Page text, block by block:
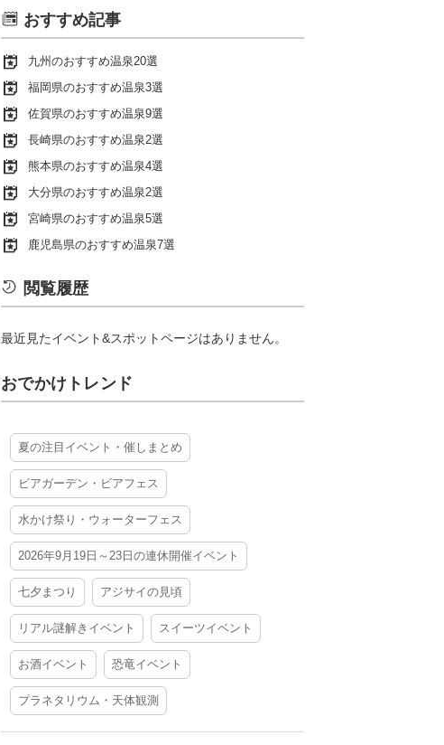
おすすめ記事
九州のおすすめ温泉20選
福岡県のおすすめ温泉3選
佐賀県のおすすめ温泉9選
長崎県のおすすめ温泉2選
熊本県のおすすめ温泉4選
大分県のおすすめ温泉2選
宮崎県のおすすめ温泉5選
鹿児島県のおすすめ温泉7選
閲覧履歴
最近見たイベント&スポットページはありません。
おでかけトレンド
夏の注目イベント・催しまとめ
ビアガーデン・ビアフェス
水かけ祭り・ウォーターフェス
2026年9月19日～23日の連休開催イベント
七夕まつり アジサイの見頃
リアル謎解きイベント スイーツイベント
お酒イベント 恐竜イベント
プラネタリウム・天体観測